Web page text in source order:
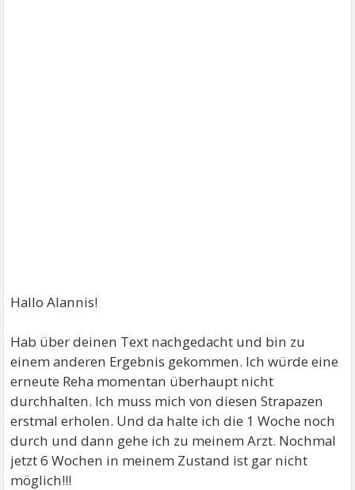
Hallo Alannis!
Hab über deinen Text nachgedacht und bin zu
einem anderen Ergebnis gekommen. Ich würde eine
erneute Reha momentan überhaupt nicht
durchhalten. Ich muss mich von diesen Strapazen
erstmal erholen. Und da halte ich die 1 Woche noch
durch und dann gehe ich zu meinem Arzt. Nochmal
jetzt 6 Wochen in meinem Zustand ist gar nicht
möglich!!!